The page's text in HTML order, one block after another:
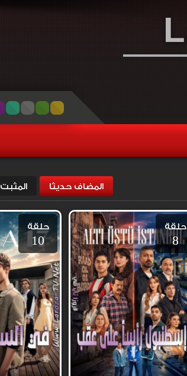
L
المضاف حديثا المثبت
حلقة
8
حلقة
10